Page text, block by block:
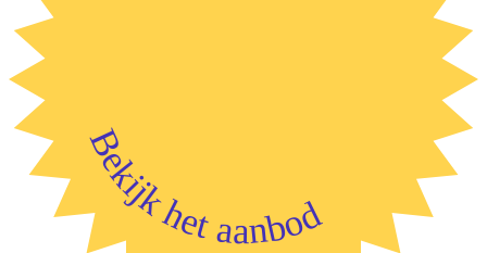
Bekijk het aanbod